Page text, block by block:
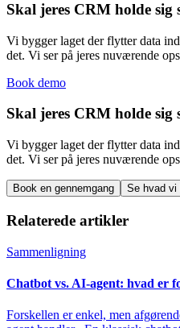
Skal jeres CRM holde sig
Vi bygger laget der flytter data
det. Vi ser på jeres nuværende
Book demo
Skal jeres CRM holde sig
Vi bygger laget der flytter data
det. Vi ser på jeres nuværende
Book en gennemgang Se hvad vi
Relaterede artikler
Sammenligning
Chatbot vs. AI-agent: hvad er
Forskellen er enkel, men